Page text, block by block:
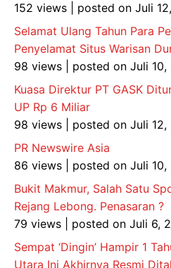
152 views
posted on Juli
Selamat Ulang Tahun Para
Penyelamat Situs Warisan
98 views
posted on Juli 10,
Kuasa Direktur PT GASK
UP Rp 6 Miliar
98 views
posted on Juli 12,
PR Newswire Asia
86 views
posted on Juli 10,
Bukit Makmur, Salah Satu
Rejang Lebong. Penasaran ?
79 views
posted on Juli 6,
Sempat ‘Dingin’ Hampir 1
Utara Ini Akhirnya Resmi